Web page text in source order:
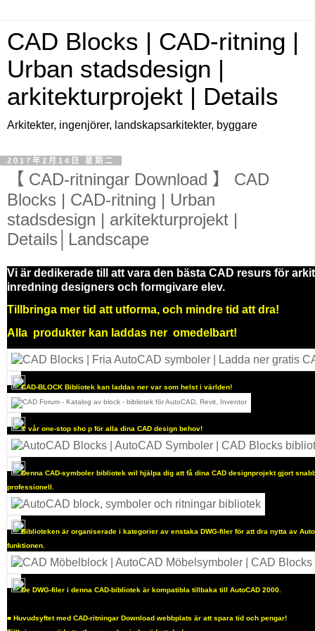
CAD Blocks | CAD-ritning |
Urban stadsdesign |
arkitekturprojekt | Details
Arkitekter, ingenjörer, landskapsarkitekter, byggare
2017年2月14日 星期二
【 CAD-ritningar Download 】 CAD
Blocks | CAD-ritning | Urban
stadsdesign | arkitekturprojekt |
Details│Landscape
Vi är dedikerade till att vara den bästa CAD resurs för
inredning designers och formgivare elev.
Tillbringa mer tid att utforma, och mindre tid att dra!
Alla produkter kan laddas ner omedelbart!
CAD-BLOCK Bibliotek kan laddas ner var som helst i världen!
Y vår one-stop sho p för alla dina CAD design behov!
Denna CAD-symboler bibliotek wil hjälpa dig att få dina CAD designprojekt gjort
professionell.
Biblioteken är organiserade i kategorier av enstaka DWG-filer för att dra nytta av
funktionen.
De DWG-filer i denna CAD-bibliotek är kompatibla tillbaka till AutoCAD 2000.
■ Huvudsyftet med CAD-ritningar Download webbplats är att spara tid och pengar!